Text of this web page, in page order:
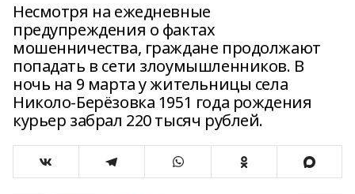
Несмотря на ежедневные
предупреждения о фактах
мошенничества, граждане продолжают
попадать в сети злоумышленников. В
ночь на 9 марта у жительницы села
Николо-Берёзовка 1951 года рождения
курьер забрал 220 тысяч рублей.